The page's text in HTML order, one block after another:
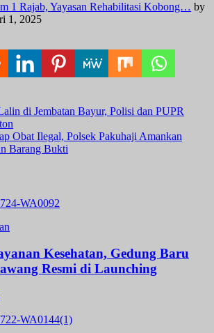
1 Rajab, Yayasan Rehabilitasi Kobong… by
1, 2025
di Jembatan Bayur, Polisi dan PUPR
Obat Ilegal, Polsek Pakuhaji Amankan
Barang Bukti
Kesehatan, Gedung Baru
Resmi di Launching